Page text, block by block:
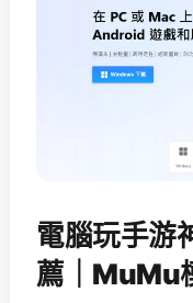
電腦玩手游
薦｜MuMu